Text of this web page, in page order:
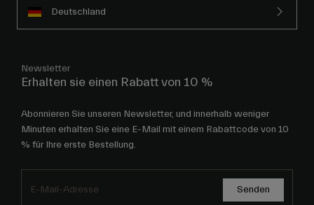
Deutschland
Newsletter
Erhalten sie einen Rabatt von 10 %
Abonnieren Sie unseren Newsletter, und innerhalb weniger
Minuten erhalten Sie eine E-Mail mit einem Rabattcode von 10
% für Ihre erste Bestellung.
Senden